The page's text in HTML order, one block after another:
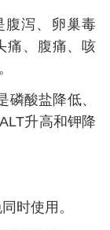
泻、卵巢毒
痛、腹痛、咳
酸盐降低、
升高和钾降
时使用。